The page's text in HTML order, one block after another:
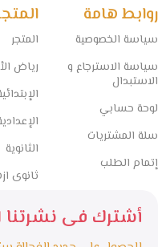
روابط هامة
سياسة الخصوصية
سياسة الاسترجاع و
الاستبدال
لوحة حسابي
سلة المشتريات
إتمام الطلب
المتجر
رياض
الثانوية
ثانوى
أشترك فى نشرتنا